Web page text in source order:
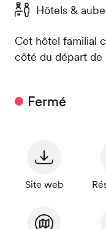
Hôtels &
Cet hôtel familial
côté du départ de
Fermé
Site web